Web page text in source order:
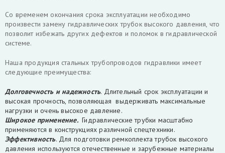
Со временем окончания срока эксплуатации необходимо
произвести замену гидравлических трубок высокого давления, что
позволит избежать других дефектов и поломок в гидравлической
системе.
Наша продукция стальных трубопроводов гидравлики имеет
следующие преимущества:
Долговечность и надежность. Длительный срок эксплуатации и
высокая прочность, позволяющая выдерживать максимальные
нагрузки и очень высокое давление.
Широкое применение.Гидравлические трубки масштабно
применяются в конструкциях различной спецтехники.
Эффективность. Для подготовки ремкоплекта трубок высокого
давления используются отечественные и зарубежные материалы